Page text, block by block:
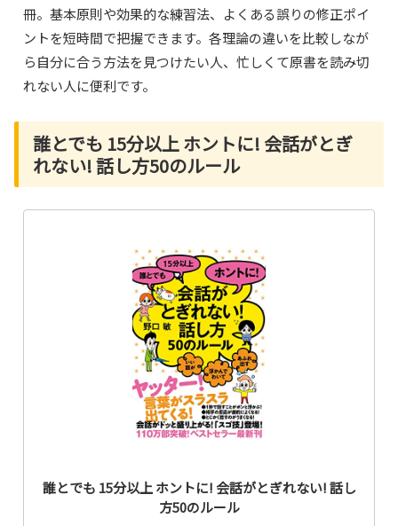
冊。基本原則や効果的な練習法、よくある誤りの修正ポイ
ントを短時間で把握できます。各理論の違いを比較しなが
ら自分に合う方法を見つけたい人、忙しくて原書を読み切
れない人に便利です。
誰とでも 15分以上 ホントに! 会話がとぎ
れない! 話し方50のルール
誰とでも 15分以上 ホントに! 会話がとぎれない! 話し
方50のルール